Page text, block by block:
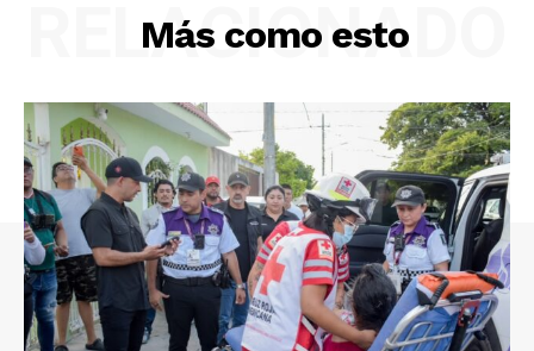
Más como esto
RELACIONADO